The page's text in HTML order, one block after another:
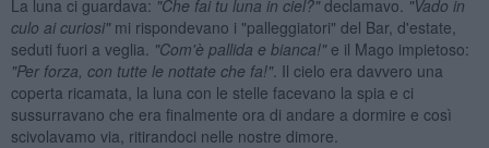
La luna ci guardava: "Che fai tu luna in ciel?"declamavo. "Vado in
culo ai curiosi"mi rispondevano i "palleggiatori" del Bar, d'estate,
seduti fuori a veglia. "Com'è pallida e bianca!"e il Mago impietoso:
"Per forza, con tutte le nottate che fa!". Il cielo era davvero una
coperta ricamata, la luna con le stelle facevano la spia e ci
sussurravano che era finalmente ora di andare a dormire e così
scivolavamo via, ritirandoci nelle nostre dimore.